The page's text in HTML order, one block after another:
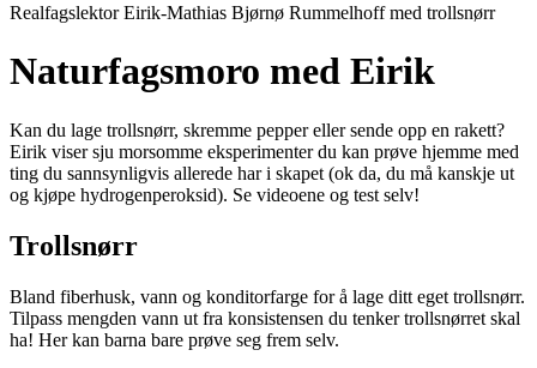
Realfagslektor Eirik-Mathias Bjørnø Rummelhoff med trollsnørr
Naturfagsmoro med Eirik
Kan du lage trollsnørr, skremme pepper eller sende opp en rakett?
Eirik viser sju morsomme eksperimenter du kan prøve hjemme med
ting du sannsynligvis allerede har i skapet (ok da, du må kanskje ut
og kjøpe hydrogenperoksid). Se videoene og test selv!
Trollsnørr
Bland fiberhusk, vann og konditorfarge for å lage ditt eget trollsnørr.
Tilpass mengden vann ut fra konsistensen du tenker trollsnørret skal
ha! Her kan barna bare prøve seg frem selv.